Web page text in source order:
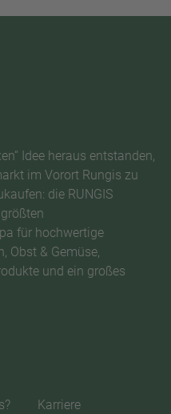
Idee heraus entstanden,
im Vorort Rungis zu
die RUNGIS
für hochwertige
Obst & Gemüse,
und ein großes
Karriere